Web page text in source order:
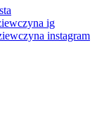
ig
instagram